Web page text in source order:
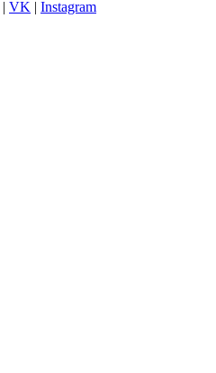
| VK | Instagram